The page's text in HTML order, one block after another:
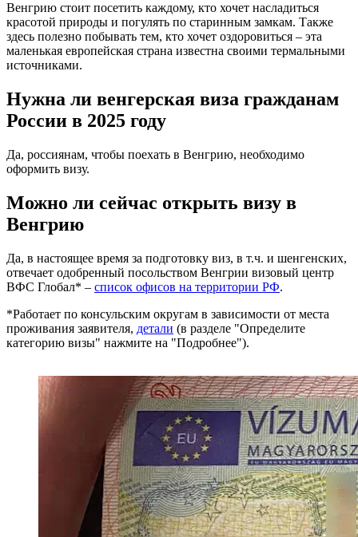
Венгрию стоит посетить каждому, кто хочет насладиться
красотой природы и погулять по старинным замкам. Также
здесь полезно побывать тем, кто хочет оздоровиться – эта
маленькая европейская страна известна своими термальными
источниками.
Нужна ли венгерская виза гражданам
России в 2025 году
Да, россиянам, чтобы поехать в Венгрию, необходимо
оформить визу.
Можно ли сейчас открыть визу в
Венгрию
Да, в настоящее время за подготовку виз, в т.ч. и шенгенских,
отвечает одобренный посольством Венгрии визовый центр
ВФС Глобал* – список офисов на территории РФ.
*Работает по консульским округам в зависимости от места
проживания заявителя, детали (в разделе "Определите
категорию визы" нажмите на "Подробнее").